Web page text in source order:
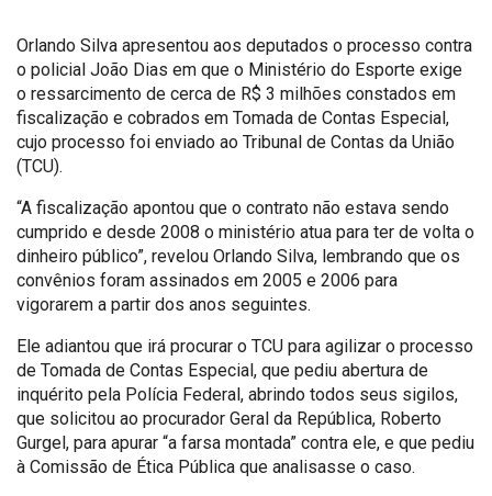
Orlando Silva apresentou aos deputados o processo contra
o policial João Dias em que o Ministério do Esporte exige
o ressarcimento de cerca de R$ 3 milhões constados em
fiscalização e cobrados em Tomada de Contas Especial,
cujo processo foi enviado ao Tribunal de Contas da União
(TCU).
“A fiscalização apontou que o contrato não estava sendo
cumprido e desde 2008 o ministério atua para ter de volta o
dinheiro público”, revelou Orlando Silva, lembrando que os
convênios foram assinados em 2005 e 2006 para
vigorarem a partir dos anos seguintes.
Ele adiantou que irá procurar o TCU para agilizar o processo
de Tomada de Contas Especial, que pediu abertura de
inquérito pela Polícia Federal, abrindo todos seus sigilos,
que solicitou ao procurador Geral da República, Roberto
Gurgel, para apurar “a farsa montada” contra ele, e que pediu
à Comissão de Ética Pública que analisasse o caso.